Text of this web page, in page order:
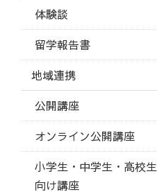
体験談
留学報告書
地域連携
公開講座
オンライン公開講座
小学生・中学生・高校生
向け講座